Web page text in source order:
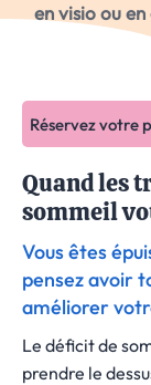
en visio ou
Réservez votre
Quand les
sommeil
Vous êtes
pensez avoir
améliorer
Le déficit de
prendre le